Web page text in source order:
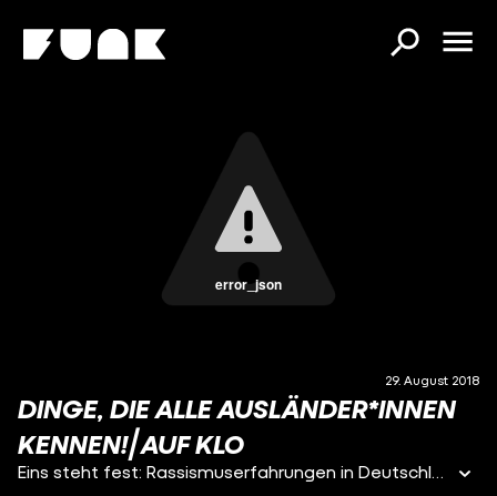
error_json
29. August 2018
DINGE, DIE ALLE AUSLÄNDER*INNEN
KENNEN!⎜AUF KLO
Eins steht fest: Rassismuserfahrungen in Deutschland sind für viele hier lebenden Menschen zum Alltag geworden. Von “harmlosen” Verallgemeinerungen, über fiese Vorurteile bis hin zu Straftaten - Diskriminierung hat viele Ebenen. Damit Migrant*innen der 1. und 2. Generation mit ihren Erfahrungen nicht allein sind, haben wir für diese Folge zwei unserer Zuschauer*innen Auf Klo eingeladen. Macht es wirklich einen Unterschied, wo du herkommst? Wo du geboren wurdest? Wie du aussiehst? Das Besondere: Miriam und Saphira haben sich vorher nie getroffen. Durch unsere Fragen wird ihnen schnell bewusst, wieviel sie dennoch gemeinsam haben.